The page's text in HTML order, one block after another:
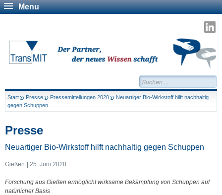
Menu
Suchen...
Start Presse Pressemitteilungen 2020
Neuartiger Bio-Wirkstoff hilft nachhaltig
gegen Schuppen
Presse
Neuartiger Bio-Wirkstoff hilft nachhaltig gegen Schuppen
Gießen 25. Juni 2020
Forschung aus Gießen ermöglicht wirksame Bekämpfung von Schuppen auf
natürlicher Basis